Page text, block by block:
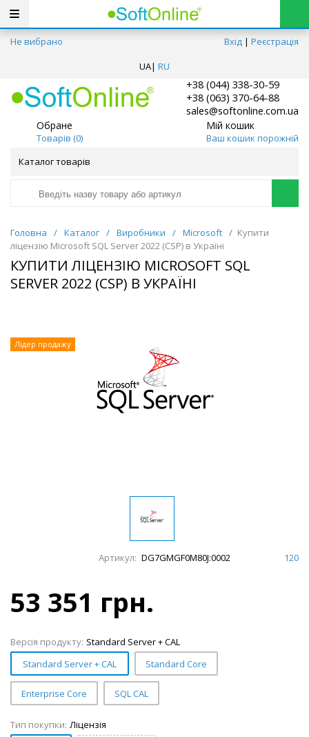
Не вибрано Вхід | Реєстрація
UA| RU
+38 (044) 338-30-59
+38 (063) 370-64-88
sales@softonline.com.ua
Обране
Товарів (0)
Мій кошик
Ваш кошик порожній
Каталог товарів
Головна / Каталог / Виробники / Microsoft / Купити
ліцензію Microsoft SQL Server 2022 (СSP) в Україні
КУПИТИ ЛІЦЕНЗІЮ MICROSOFT SQL
SERVER 2022 (СSP) В УКРАЇНІ
Лідер продажу
Артикул: DG7GMGF0M80J:0002 120
53 351 грн.
Версія продукту: Standard Server + CAL
Standard Server + CAL
Standard Core
Enterprise Core SQL CAL
Тип покупки: Ліцензія